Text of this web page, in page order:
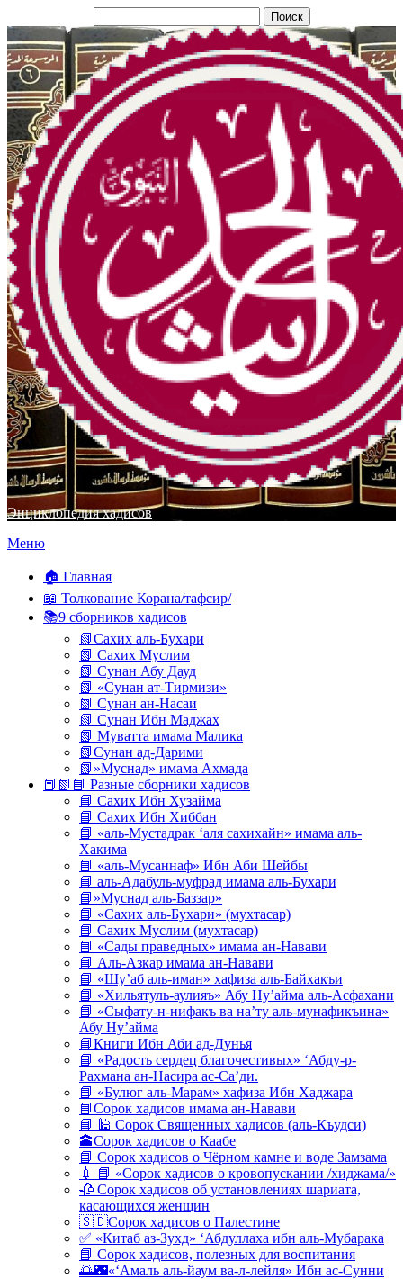
Энциклопедия хадисов
Перейти
содержимому
Меню
🏠 Главная
📖 Толкование Корана/тафсир/
📚9 сборников хадисов
📗Сахих аль-Бухари
📗 Сахих Муслим
📗 Сунан Абу Дауд
📗 «Сунан ат-Тирмизи»
📗 Сунан ан-Насаи
📗 Сунан Ибн Маджах
📗 Муватта имама Малика
📗Сунан ад-Дарими
📗»Муснад» имама Ахмада
📕📗📘 Разные сборники хадисов
📘 Сахих Ибн Хузайма
📘 Сахих Ибн Хиббан
📘 «аль-Мустадрак ‘аля сахихайн» имама аль-
Хакима
📘 «аль-Мусаннаф» Ибн Аби Шейбы
📘 аль-Адабуль-муфрад имама аль-Бухари
📘»Муснад аль-Баззар»
📘 «Сахих аль-Бухари» (мухтасар)
📘 Сахих Муслим (мухтасар)
📘 «Сады праведных» имама ан-Навави
📘 Аль-Азкар имама ан-Навави
📘 «Шу’аб аль-иман» хафиза аль-Байхакъи
📘 «Хильятуль-аулияъ» Абу Ну’айма аль-Асфахани
📘 «Сыфату-н-нифакъ ва на’ту аль-мунафикъина»
Абу Ну’айма
📘Книги Ибн Аби ад-Дунья
📘 «Радость сердец благочестивых» ‘Абду-р-
Рахмана ан-Насира ас-Са’ди.
📘 «Булюг аль-Марам» хафиза Ибн Хаджара
📘Сорок хадисов имама ан-Навави
📘 🕌 Сорок Священных хадисов (аль-Къудси)
🕋Сорок хадисов о Каабе
📘 Сорок хадисов о Чёрном камне и воде Замзама
💉 📘 «Сорок хадисов о кровопускании /хиджама/»
🥀 Сорок хадисов об установлениях шариата,
касающихся женщин
🇸🇩Сорок хадисов о Палестине
✅ «Китаб аз-Зухд» ‘Абдуллаха ибн аль-Мубарака
📘 Сорок хадисов, полезных для воспитания
🌅🌃«‘Амаль аль-йаум ва-л-лейля» Ибн ас-Сунни